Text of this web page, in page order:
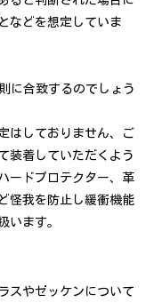
などを想定していま
に合致するのでしょう
はしておりません、ご
装着していただくよう
ードプロテクター、革
怪我を防止し緩衝機能
います。
スやゼッケンについて